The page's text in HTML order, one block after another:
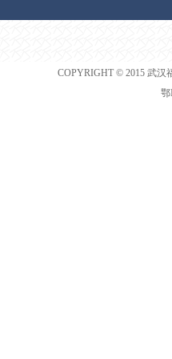
COPYRIGHT © 2015 武汉
鄂